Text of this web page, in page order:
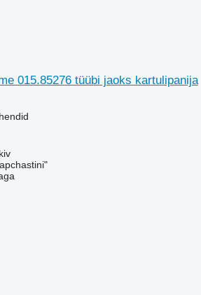
015.85276 tüübi jaoks kartulipanija